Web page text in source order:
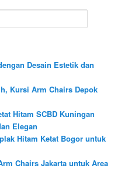
Desain Estetik dan
Kursi Arm Chairs Depok
Hitam SCBD Kuningan
Elegan
Hitam Ketat Bogor untuk
Chairs Jakarta untuk Area